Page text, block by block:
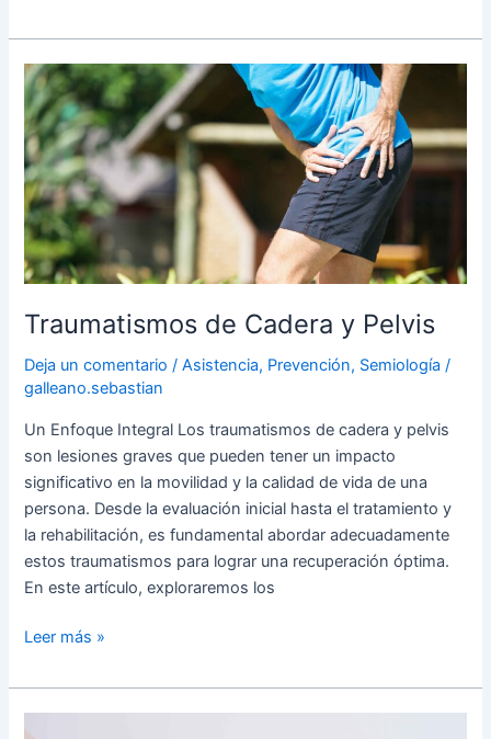
Traumatismos de Cadera y Pelvis
Deja un comentario /Asistencia, Prevención, Semiología /
galleano.sebastian
Un Enfoque Integral Los traumatismos de cadera y pelvis
son lesiones graves que pueden tener un impacto
significativo en la movilidad y la calidad de vida de una
persona. Desde la evaluación inicial hasta el tratamiento y
la rehabilitación, es fundamental abordar adecuadamente
estos traumatismos para lograr una recuperación óptima.
En este artículo, exploraremos los
Traumatismos
de
Cadera
y
Pelvis
Leer más »